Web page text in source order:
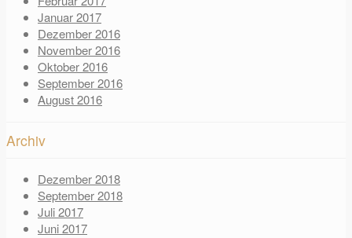
Januar 2017
Dezember 2016
November 2016
Oktober 2016
September 2016
August 2016
Archiv
Dezember 2018
September 2018
Juli 2017
Juni 2017